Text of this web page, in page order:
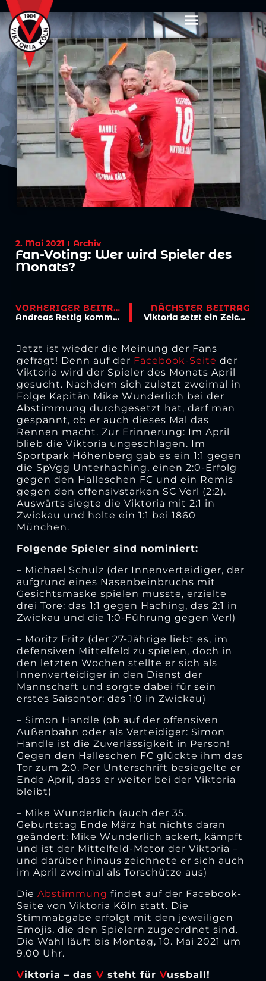
2. Mai 2021 Archiv
Fan-Voting: Wer wird Spieler des
Monats?
VORHERIGER BEITRAG
Andreas Rettig kommt zu Viktoria Köln
NÄCHSTER BEITRAG
Viktoria setzt ein Zeichen für Inklusion
Jetzt ist wieder die Meinung der Fans
gefragt! Denn auf der Facebook-Seite der
Viktoria wird der Spieler des Monats April
gesucht. Nachdem sich zuletzt zweimal in
Folge Kapitän Mike Wunderlich bei der
Abstimmung durchgesetzt hat, darf man
gespannt, ob er auch dieses Mal das
Rennen macht. Zur Erinnerung: Im April
blieb die Viktoria ungeschlagen. Im
Sportpark Höhenberg gab es ein 1:1 gegen
die SpVgg Unterhaching, einen 2:0-Erfolg
gegen den Halleschen FC und ein Remis
gegen den offensivstarken SC Verl (2:2).
Auswärts siegte die Viktoria mit 2:1 in
Zwickau und holte ein 1:1 bei 1860
München.
Folgende Spieler sind nominiert:
– Michael Schulz (der Innenverteidiger, der
aufgrund eines Nasenbeinbruchs mit
Gesichtsmaske spielen musste, erzielte
drei Tore: das 1:1 gegen Haching, das 2:1 in
Zwickau und die 1:0-Führung gegen Verl)
– Moritz Fritz (der 27-Jährige liebt es, im
defensiven Mittelfeld zu spielen, doch in
den letzten Wochen stellte er sich als
Innenverteidiger in den Dienst der
Mannschaft und sorgte dabei für sein
erstes Saisontor: das 1:0 in Zwickau)
– Simon Handle (ob auf der offensiven
Außenbahn oder als Verteidiger: Simon
Handle ist die Zuverlässigkeit in Person!
Gegen den Halleschen FC glückte ihm das
Tor zum 2:0. Per Unterschrift besiegelte er
Ende April, dass er weiter bei der Viktoria
bleibt)
– Mike Wunderlich (auch der 35.
Geburtstag Ende März hat nichts daran
geändert: Mike Wunderlich ackert, kämpft
und ist der Mittelfeld-Motor der Viktoria –
und darüber hinaus zeichnete er sich auch
im April zweimal als Torschütze aus)
Die Abstimmung findet auf der Facebook-
Seite von Viktoria Köln statt. Die
Stimmabgabe erfolgt mit den jeweiligen
Emojis, die den Spielern zugeordnet sind.
Die Wahl läuft bis Montag, 10. Mai 2021 um
9.00 Uhr.
Viktoria – das V steht für Vussball!